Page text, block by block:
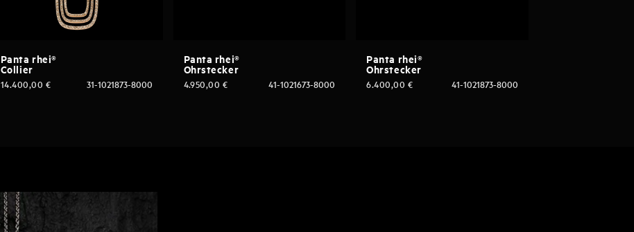
Panta rhei®
Collier
31-1021873-8000
14.400,00 €
Panta rhei®
Ohrstecker
41-1021673-8000
4.950,00 €
Panta rhei®
Ohrstecker
41-1021873-8000
6.400,00 €